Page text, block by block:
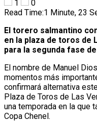
1
0
Read Time:1 Minute, 23
El torero salmantino
en la plaza de toros de
para la segunda fase
El nombre de Manuel
momentos más
confirmará alternativa
Plaza de Toros de Las
una temporada en la que
Copa Chenel.